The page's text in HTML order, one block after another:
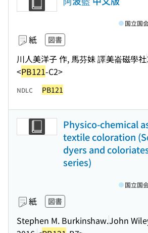
紙 図書
川人美洋子 作, 馬芬妹 譯美崙磁學社
<PB121-C2>
国立国
NDLC PB121
Physico-chemical
textile coloration
dyers and
series)
紙 図書
Stephen M. Burkinshaw.John
国立国